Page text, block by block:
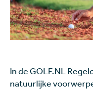
In de GOLF.NL
natuurlijke